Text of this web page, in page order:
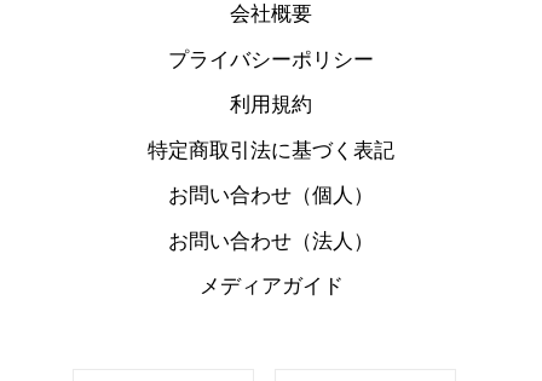
会社概要
プライバシーポリシー
利用規約
特定商取引法に基づく表記
お問い合わせ（個人）
お問い合わせ（法人）
メディアガイド